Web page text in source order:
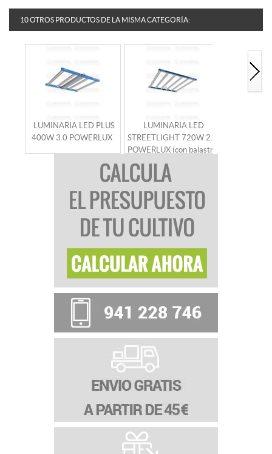
10 OTROS PRODUCTOS DE LA MISMA CATEGORÍA:
LUMINARIA LED PLUS
400W 3.0 POWERLUX
LUMINARIA LED
STREETLIGHT 720W 2.8
POWERLUX (con balastro
y controlador)